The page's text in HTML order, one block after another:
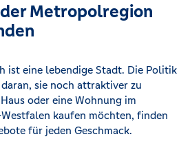
Metropolregion
ist eine lebendige Stadt. Die Politik
sie noch attraktiver zu
oder eine Wohnung im
kaufen möchten, finden
für jeden Geschmack.